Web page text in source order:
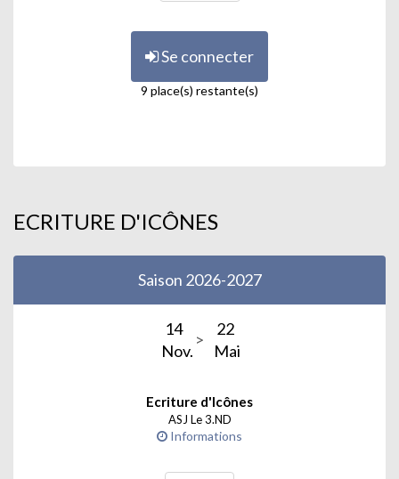
Se connecter
9 place(s) restante(s)
ECRITURE D'ICÔNES
Saison 2026-2027
14
Nov.
22
Mai
Ecriture d'Icônes
ASJ Le 3.ND
Informations